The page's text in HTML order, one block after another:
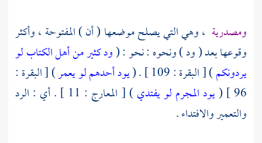
ومصدرية ، وهي التي يصلح موضعها ( أن ) المفتوحة ، وأكثر
وقوعها بعد ( ود ) ونحوه : نحو : (ود كثير من أهل الكتاب لو
يردونكم) [ البقرة : 109 ] . ( يود أحدهم لو يعمر) [ البقرة :
96 ] (
يود المجرم لو يفتدي
) [ المعارج : 11 ] . أي : الرد
والتعمير والافتداء .